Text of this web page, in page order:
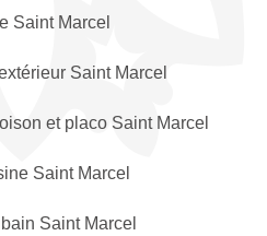
Saint Marcel
Saint Marcel
et placo Saint Marcel
Saint Marcel
Saint Marcel